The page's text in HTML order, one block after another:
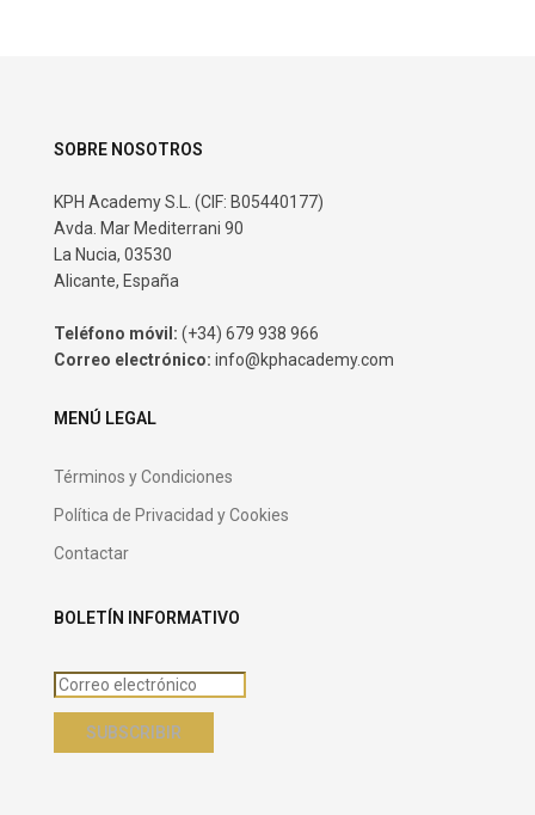
SOBRE NOSOTROS
KPH Academy S.L. (CIF: B05440177)
Avda. Mar Mediterrani 90
La Nucia, 03530
Alicante, España
Teléfono móvil: (+34) 679 938 966
Correo electrónico: info@kphacademy.com
MENÚ LEGAL
Términos y Condiciones
Política de Privacidad y Cookies
Contactar
BOLETÍN INFORMATIVO